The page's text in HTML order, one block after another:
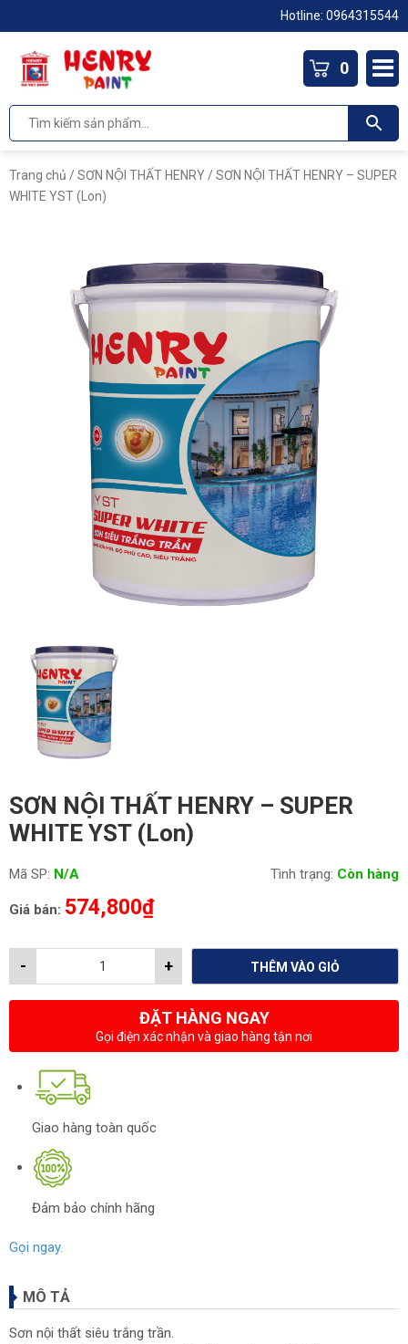
Hotline: 0964315544
0
Trang chủ /SƠN NỘI THẤT HENRY / SƠN NỘI THẤT HENRY – SUPER
WHITE YST (Lon)
SƠN NỘI THẤT HENRY – SUPER
WHITE YST (Lon)
Mã SP: N/A Tình trạng: Còn hàng
Giá bán: 574,800₫
+
- THÊM VÀO GIỎ
ĐẶT HÀNG NGAY
Gọi điện xác nhận và giao hàng tận nơi
Giao hàng toàn quốc
Đảm bảo chính hãng
Gọi ngay.
MÔ TẢ
Sơn nội thất siêu trắng trần.